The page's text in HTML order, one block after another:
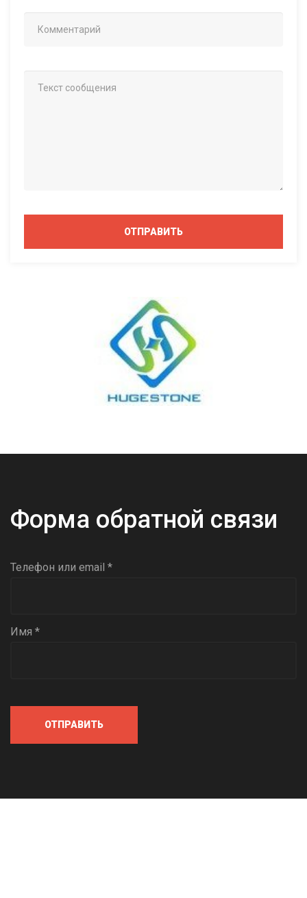
ОТПРАВИТЬ
Форма обратной связи
Телефон или email *
Имя *
ОТПРАВИТЬ